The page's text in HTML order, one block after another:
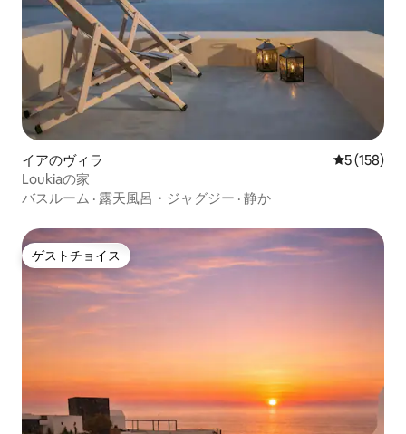
イアのヴィラ レビュー
5 (158)
Loukiaの家
バスルーム · 露天風呂・ジャグジー · 静か
ゲストチョイス
ゲストチョイス